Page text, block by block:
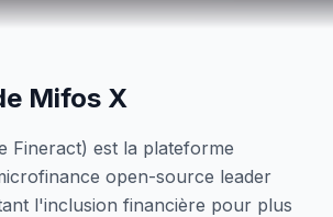
Mifos X
Fineract) est la plateforme
open-source leader
l'inclusion financière pour plus